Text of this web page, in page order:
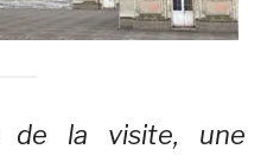
de la visite, une